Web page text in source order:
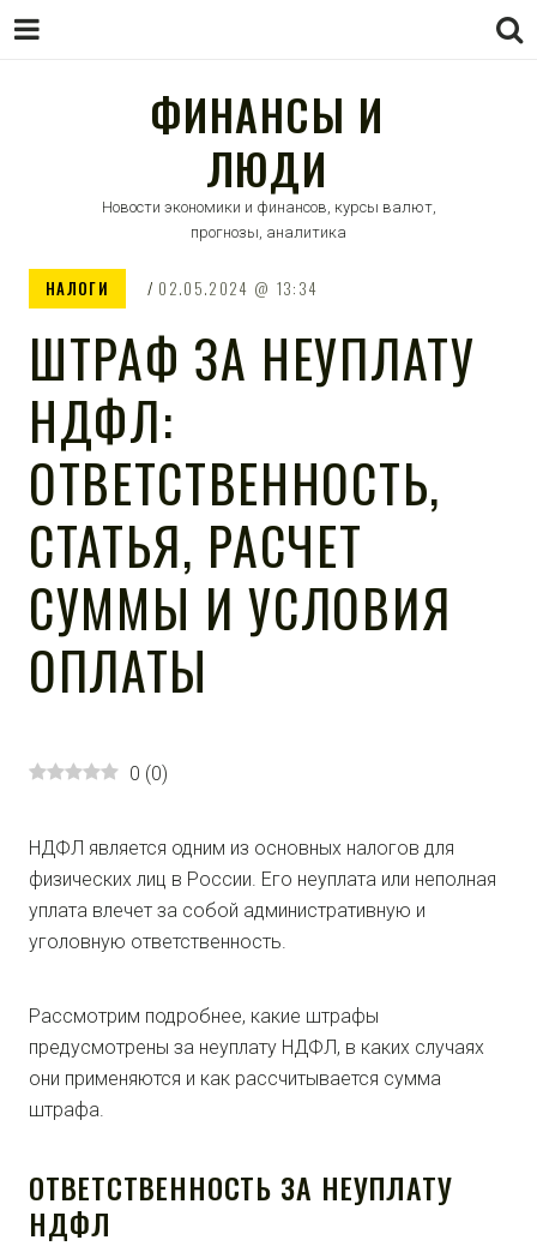
ФИНАНСЫ И
ЛЮДИ
Новости экономики и финансов, курсы валют,
прогнозы, аналитика
НАЛОГИ 02.05.2024 13:34
ШТРАФ ЗА НЕУПЛАТУ
НДФЛ:
ОТВЕТСТВЕННОСТЬ,
СТАТЬЯ, РАСЧЕТ
СУММЫ И УСЛОВИЯ
ОПЛАТЫ
0 (0)
НДФЛ является одним из основных налогов для
физических лиц в России. Его неуплата или неполная
уплата влечет за собой административную и
уголовную ответственность.
Рассмотрим подробнее, какие штрафы
предусмотрены за неуплату НДФЛ, в каких случаях
они применяются и как рассчитывается сумма
штрафа.
ОТВЕТСТВЕННОСТЬ ЗА НЕУПЛАТУ
НДФЛ